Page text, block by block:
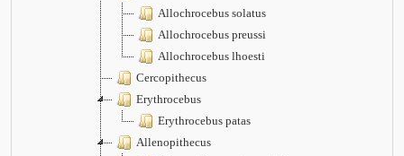
Allochrocebus solatus
Allochrocebus preussi
Allochrocebus lhoesti
Cercopithecus
Erythrocebus
Erythrocebus patas
Allenopithecus